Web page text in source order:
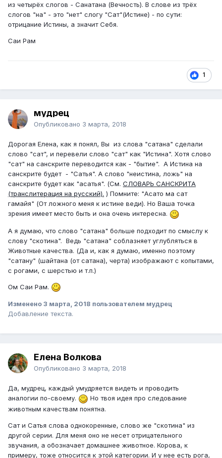
из четырёх слогов - Санатана (Вечность). В слове из трёх
слогов "на" - это "нет" слогу "Сат"(Истине) - по сути:
отрицание Истины, а значит Себя.
Саи Рам
1
мудрец
Опубликовано 3 марта, 2018
Дорогая Елена, как я понял, Вы из слова "сатана" сделали
слово "сат", и перевели слово "сат" как "Истина". Хотя слово
"сат" на санскрите переводится как - "бытие". А Истина на
санскрите будет - "Сатья". А слово "неистина, ложь" на
санскрите будет как "асатья". (См. СЛОВАРЬ САНСКРИТА
(транслитерация на русский). ) Помните: "Асато ма сат
гамайя" (От ложного меня к истине веди). Но Ваша точка
зрения имеет место быть и она очень интересна.
А я думаю, что слово "сатана" больше подходит по смыслу к
слову "скотина". Ведь "сатана" соблазняет углубляться в
Животные качества. (Да и, как я думаю, именно поэтому
"сатану" (шайтана (от сатана), черта) изображают с копытами,
с рогами, с шерстью и т.п.)
Ом Саи Рам.
Изменено 3 марта, 2018 пользователем мудрец
Добавление текста.
Елена Волкова
Опубликовано 3 марта, 2018
Да, мудрец, каждый умудряется видеть и проводить
аналогии по-своему.
Но твоя идея про следование
животным качествам понятна.
Сат и Сатья слова однокоренные, слово же "скотина" из
другой серии. Для меня оно не несет отрицательного
звучания, а обозначает домашнее животное. Корова, к
примеру, тоже относится к этой категории. И у нее есть рога,